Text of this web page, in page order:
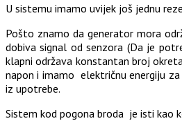
U sistemu imamo uvijek još jednu
Pošto znamo da generator mora
dobiva signal od senzora (Da je
klapni održava konstantan broj
napon i imamo električnu energiju
iz upotrebe.
Sistem kod pogona broda je isti kao